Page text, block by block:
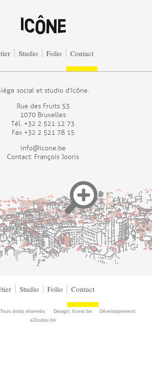
Studio Folio Contact
social et studio d’Icône.
Rue des Fruits 53
1070 Bruxelles
Tél. +32 2 521 12 73
Fax +32 2 521 78 15
info@icone.be
Contact: François Jooris
Studio Folio Contact
Tous droits réservés Design: Icone.be Développement:
eZoulou.be